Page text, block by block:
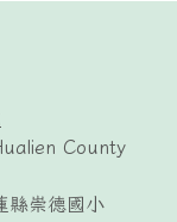
County
縣崇德國小